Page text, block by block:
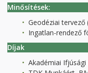
Minősítések:
Geodéziai tervező
Ingatlan-rendező
Díjak
Akadémiai Ifjúsági